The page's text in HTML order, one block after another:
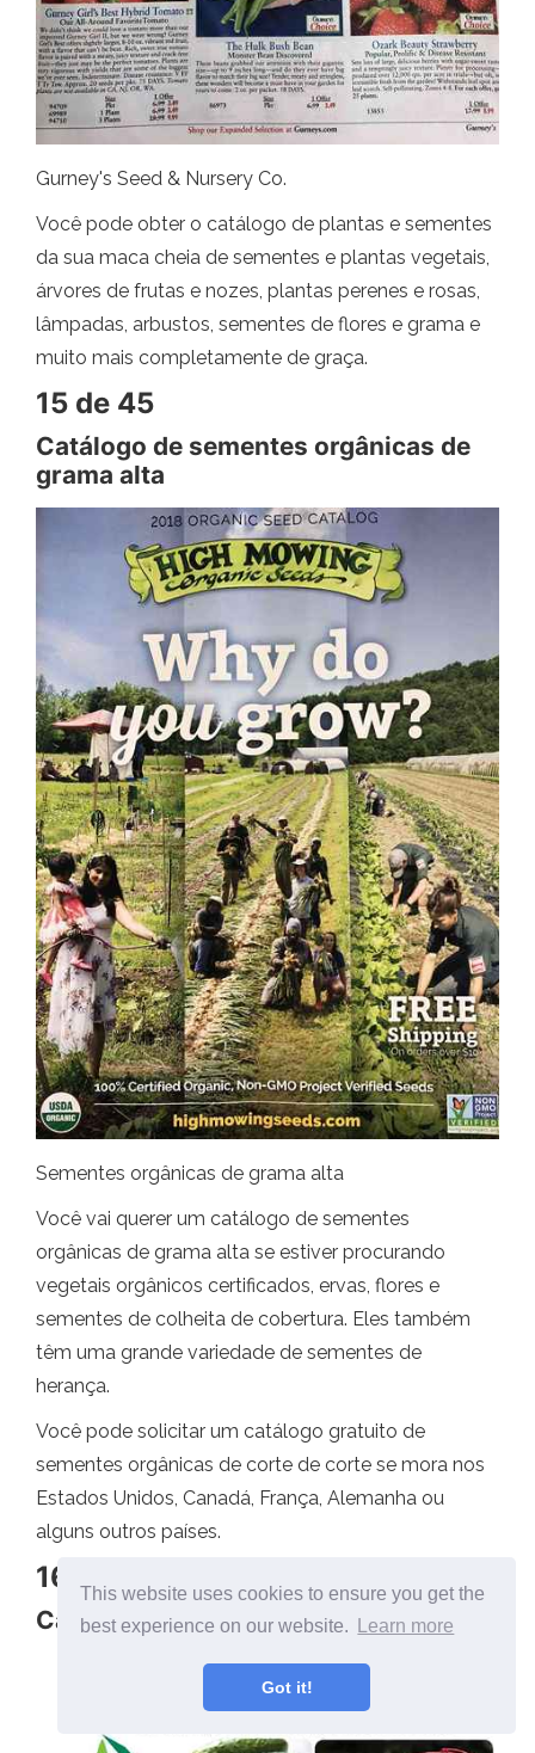
This website uses cookies to ensure you get the
best experience on our website.
Learn more
Got it!
Gurney's Seed & Nursery Co.
Você pode obter o catálogo de plantas e sementes
da sua maca cheia de sementes e plantas vegetais,
árvores de frutas e nozes, plantas perenes e rosas,
lâmpadas, arbustos, sementes de flores e grama e
muito mais completamente de graça.
15 de 45
Catálogo de sementes orgânicas de
grama alta
Sementes orgânicas de grama alta
Você vai querer um catálogo de sementes
orgânicas de grama alta se estiver procurando
vegetais orgânicos certificados, ervas, flores e
sementes de colheita de cobertura. Eles também
têm uma grande variedade de sementes de
herança.
Você pode solicitar um catálogo gratuito de
sementes orgânicas de corte de corte se mora nos
Estados Unidos, Canadá, França, Alemanha ou
alguns outros países.
16 de 45
Catálogo de sementes de HPS